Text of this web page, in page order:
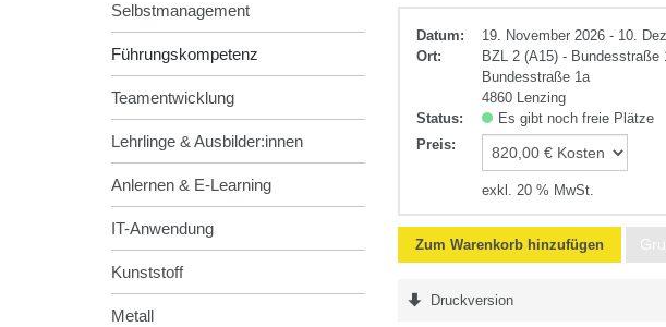
Selbstmanagement
Führungskompetenz
Teamentwicklung
Lehrlinge & Ausbilder:innen
Anlernen & E-Learning
IT-Anwendung
Kunststoff
Metall
Datum: 19. November 2026 - 10.
Ort:
BZL 2 (A15) - Bundesstraße
Bundesstraße 1a
4860 Lenzing
Status:
Es gibt noch freie Plätze
Preis:
exkl. 20 % MwSt.
Zum Warenkorb hinzufügen
Druckversion